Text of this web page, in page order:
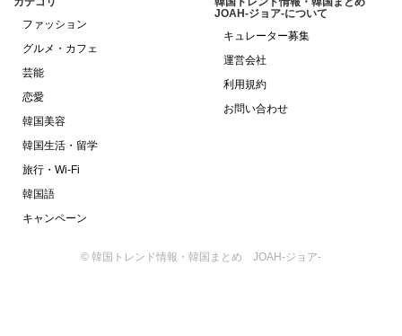
ファッション
グルメ・カフェ
芸能
恋愛
韓国美容
韓国生活・留学
旅行・Wi-Fi
韓国語
キャンペーン
JOAH-ジョア-について
キュレーター募集
運営会社
利用規約
お問い合わせ
© 韓国トレンド情報・韓国まとめ JOAH-ジョア-